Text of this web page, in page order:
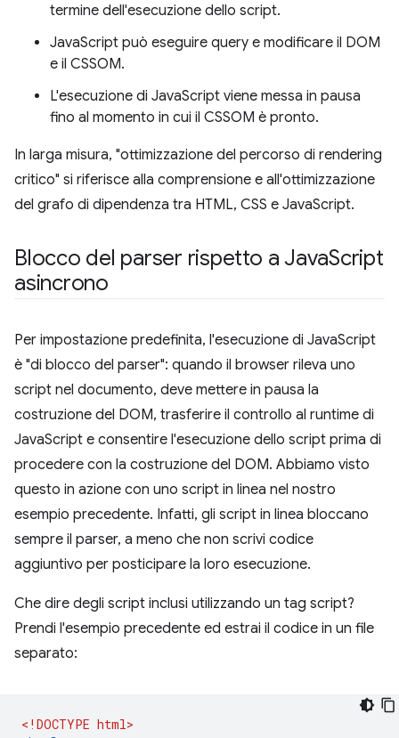
termine dell'esecuzione dello script.
JavaScript può eseguire query e modificare il DOM
e il CSSOM.
L'esecuzione di JavaScript viene messa in pausa
fino al momento in cui il CSSOM è pronto.
In larga misura, "ottimizzazione del percorso di rendering
critico" si riferisce alla comprensione e all'ottimizzazione
del grafo di dipendenza tra HTML, CSS e JavaScript.
Blocco del parser rispetto a JavaScript
asincrono
Per impostazione predefinita, l'esecuzione di JavaScript
è "di blocco del parser": quando il browser rileva uno
script nel documento, deve mettere in pausa la
costruzione del DOM, trasferire il controllo al runtime di
JavaScript e consentire l'esecuzione dello script prima di
procedere con la costruzione del DOM. Abbiamo visto
questo in azione con uno script in linea nel nostro
esempio precedente. Infatti, gli script in linea bloccano
sempre il parser, a meno che non scrivi codice
aggiuntivo per posticipare la loro esecuzione.
Che dire degli script inclusi utilizzando un tag script?
Prendi l'esempio precedente ed estrai il codice in un file
separato:
<!DOCTYPE html>